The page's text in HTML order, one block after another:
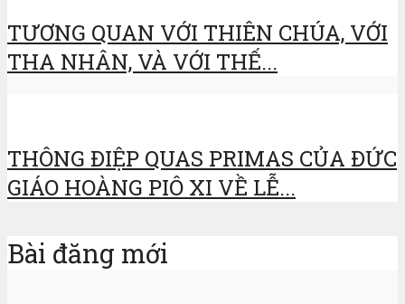
TƯƠNG QUAN VỚI THIÊN CHÚA, VỚI
THA NHÂN, VÀ VỚI THẾ...
THÔNG ĐIỆP QUAS PRIMAS CỦA ĐỨC
GIÁO HOÀNG PIÔ XI VỀ LỄ...
Bài đăng mới